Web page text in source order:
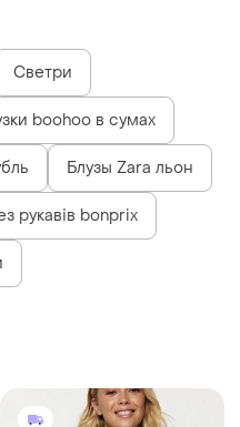
Светри
boohoo в сумах
Блузы Zara льон
рукавів bonprix